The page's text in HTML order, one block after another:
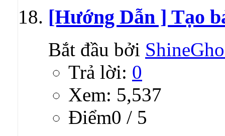
[Hướng Dẫn ] Tạo
Bắt đầu bởi
Trả lời: 0
Xem: 5,537
Ðiểm0 / 5